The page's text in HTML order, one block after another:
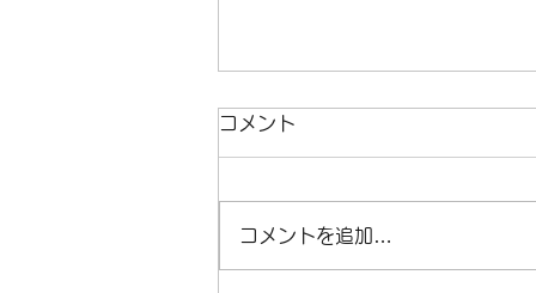
コメント
コメントを追加…